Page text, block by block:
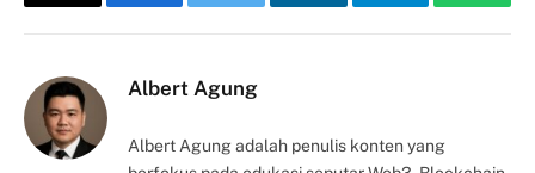
Copy
FacebookTwitter LinkedInTelegram
Albert Agung
Albert Agung adalah penulis konten yang